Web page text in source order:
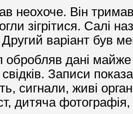
неохоче. Він
зігрітися. Салі
варіант був
дані майже
Записи
сигнали, живі
дитяча